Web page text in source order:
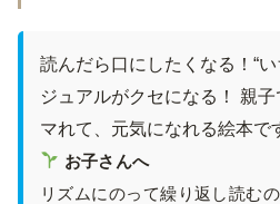
読んだら口にしたくなる！“
ジュアルがクセになる！ 親
マれて、元気になれる絵本で
お子さんへ
リズムにのって繰り返し読む